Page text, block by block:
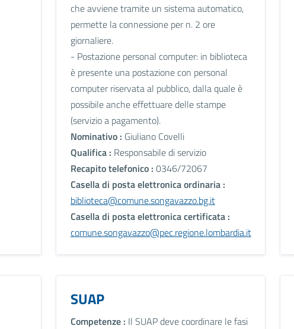
che avviene tramite un sistema automatico,
permette la connessione per n. 2 ore
giornaliere.
- Postazione personal computer: in biblioteca
è presente una postazione con personal
computer riservata al pubblico, dalla quale è
possibile anche effettuare delle stampe
(servizio a pagamento).
Nominativo : Giuliano Covelli
Qualifica : Responsabile di servizio
Recapito telefonico : 0346/72067
Casella di posta elettronica ordinaria :
biblioteca@comune.songavazzo.bg.it
Casella di posta elettronica certificata :
comune.songavazzo@pec.regione.lombardia.it
SUAP
Competenze : Il SUAP deve coordinare le fasi